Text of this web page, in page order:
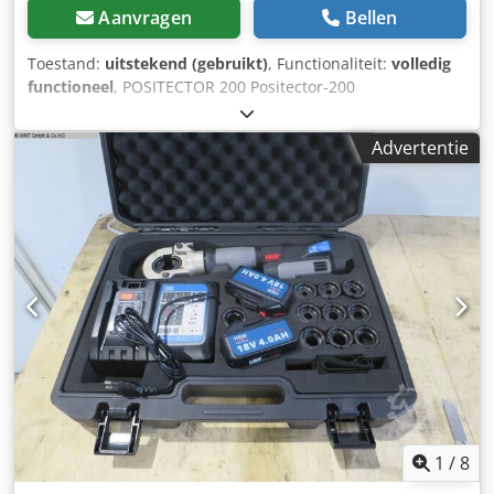
Aanvragen Bellen
Toestand: uitstekend (gebruikt), Functionaliteit: volledig
functioneel, POSITECTOR 200 Positector-200
Laagdiktemeter voor hout, beton, kunststof De Positector-
200 laagdiktemeter voor hout, beton en kunststof biedt 3
meetbereiken. Alle drie versies zijn beschikbaar als
Standaard of Geavanceerd model: PT-200B: 13 - 1000
micron PT-200C: 50 - 3800 micron PT-200D: 50 - 7600
micron De PosiTector 200 meet niet-destructief een breed
scala aan toepassingen met behulp van ultrasone
technologie. Hiermee meet u de laagdikte op hout, beton,
kunststof, composieten en meer. Geavanceerde modellen
meten tot 3 verschillende lagen in een meerlagensysteem
en beschikken over een grafisch display voor
gedetailleerde analyse van het coatingsysteem. Eenvoudig:
• Direct klaar voor gebruik – geen aanpassing nodig voor
het meten van de meeste coatings • Eenvoudige
éénhandige menunavigatie • Knipperend scherm – ideaal
in een lawaaiige omgeving • RESET-functie herstelt
fabrieksinstellingen onmiddellijk Duurzaam: • Bestand
Advertentie
1 /8